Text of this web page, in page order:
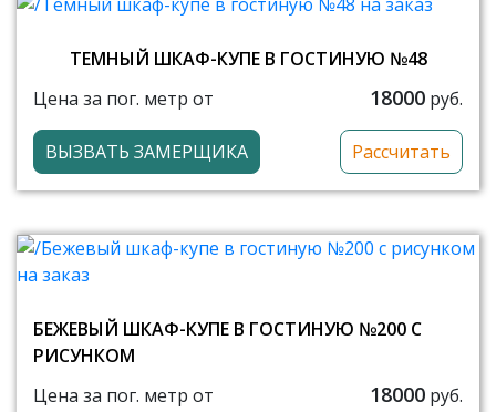
ТЕМНЫЙ ШКАФ-КУПЕ В ГОСТИНУЮ №48
Цена за пог. метр от
18000 руб.
ВЫЗВАТЬ ЗАМЕРЩИКА Рассчитать
БЕЖЕВЫЙ ШКАФ-КУПЕ В ГОСТИНУЮ №200 С
РИСУНКОМ
Цена за пог. метр от
18000 руб.